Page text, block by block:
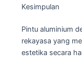
Kesimpulan
Pintu aluminium
rekayasa yang
estetika secara